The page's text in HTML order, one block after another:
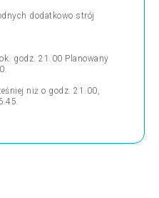
dodatkowo strój
godz. 21.00 Planowany
niż o godz. 21.00,